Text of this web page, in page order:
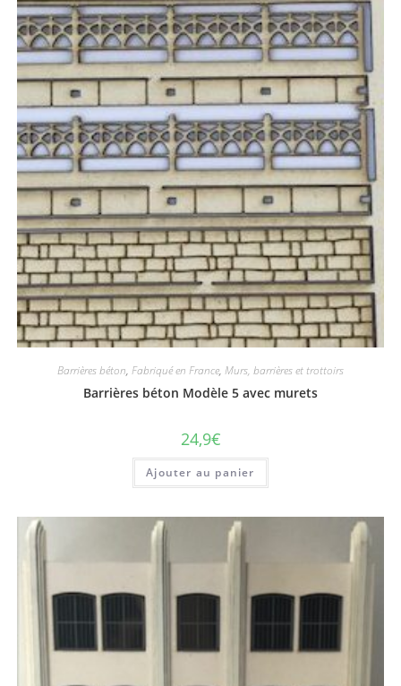
Barrières béton, Fabriqué en France, Murs, barrières et trottoirs
Barrières béton Modèle 5 avec murets
24,9€
Ajouter au panier